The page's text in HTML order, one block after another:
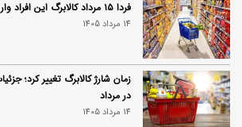
فردا ۱۵ مرداد کالابرگ این افراد واریز می‌شود
14 مرداد 1405
زمان شارژ کالابرگ تغییر کرد؛
در مرداد
14 مرداد 1405